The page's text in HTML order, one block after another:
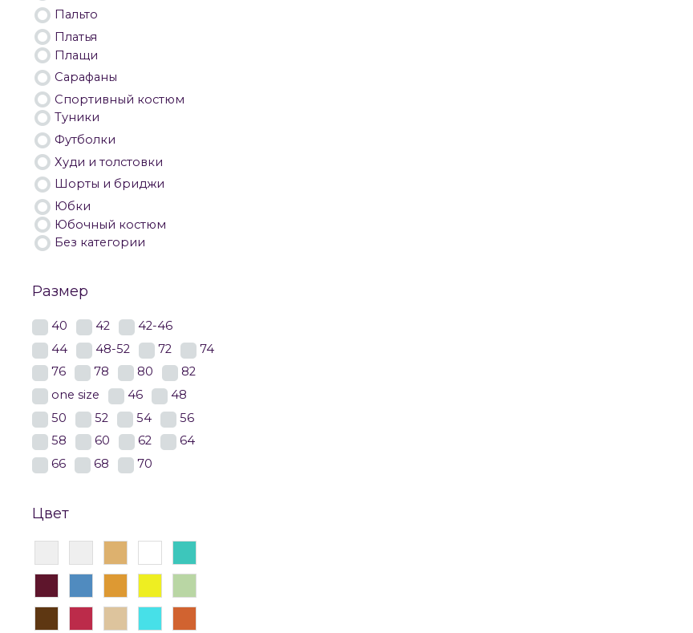
Пальто
Платья
Плащи
Сарафаны
Спортивный костюм
Туники
Футболки
Худи и толстовки
Шорты и бриджи
Юбки
Юбочный костюм
Без категории
Размер
40 42
42-46
44
48-52 72
74
76
78 80
82
one size
46
48
50
52 54
56
58
60 62
64
66
68 70
Цвет